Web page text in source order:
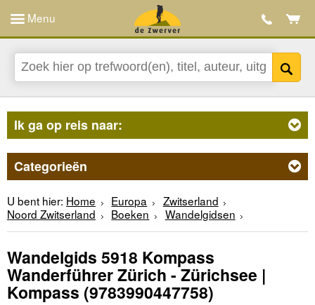
Menu
Ik ga op reis naar:
Categorieën
U bent hier: Home Europa
Zwitserland
Noord Zwitserland
Boeken Wandelgidsen
Wandelgids 5918 Kompass
Wanderführer Zürich - Zürichsee |
Kompass (9783990447758)